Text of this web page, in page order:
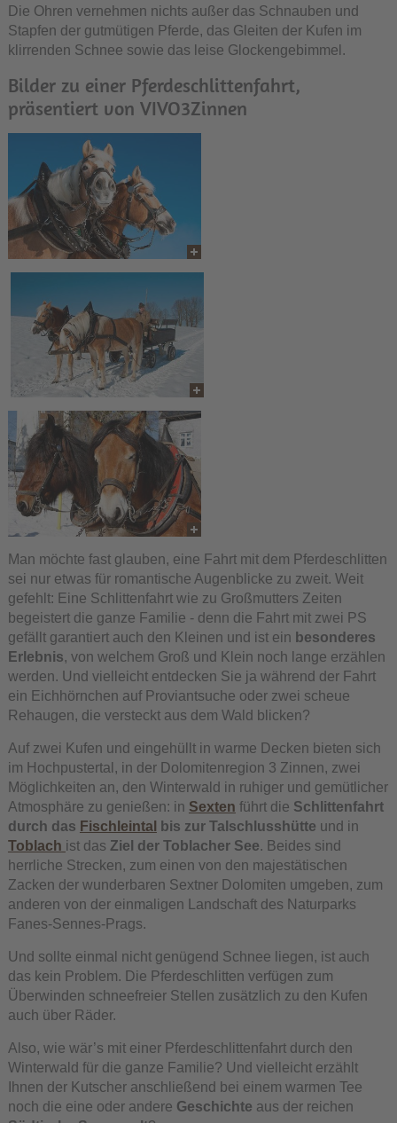
Die Ohren vernehmen nichts außer das Schnauben und
Stapfen der gutmütigen Pferde, das Gleiten der Kufen im
klirrenden Schnee sowie das leise Glockengebimmel.
Bilder zu einer Pferdeschlittenfahrt,
präsentiert von VIVO3Zinnen
Man möchte fast glauben, eine Fahrt mit dem Pferdeschlitten
sei nur etwas für romantische Augenblicke zu zweit. Weit
gefehlt: Eine Schlittenfahrt wie zu Großmutters Zeiten
begeistert die ganze Familie - denn die Fahrt mit zwei PS
gefällt garantiert auch den Kleinen und ist ein besonderes
Erlebnis, von welchem Groß und Klein noch lange erzählen
werden. Und vielleicht entdecken Sie ja während der Fahrt
ein Eichhörnchen auf Proviantsuche oder zwei scheue
Rehaugen, die versteckt aus dem Wald blicken?
Auf zwei Kufen und eingehüllt in warme Decken bieten sich
im Hochpustertal, in der Dolomitenregion 3 Zinnen, zwei
Möglichkeiten an, den Winterwald in ruhiger und gemütlicher
Atmosphäre zu genießen: in Sexten führt die Schlittenfahrt
durch das Fischleintal bis zur Talschlusshütte und in
Toblach ist das Ziel der Toblacher See. Beides sind
herrliche Strecken, zum einen von den majestätischen
Zacken der wunderbaren Sextner Dolomiten umgeben, zum
anderen von der einmaligen Landschaft des Naturparks
Fanes-Sennes-Prags.
Und sollte einmal nicht genügend Schnee liegen, ist auch
das kein Problem. Die Pferdeschlitten verfügen zum
Überwinden schneefreier Stellen zusätzlich zu den Kufen
auch über Räder.
Also, wie wär’s mit einer Pferdeschlittenfahrt durch den
Winterwald für die ganze Familie? Und vielleicht erzählt
Ihnen der Kutscher anschließend bei einem warmen Tee
noch die eine oder andere Geschichte aus der reichen